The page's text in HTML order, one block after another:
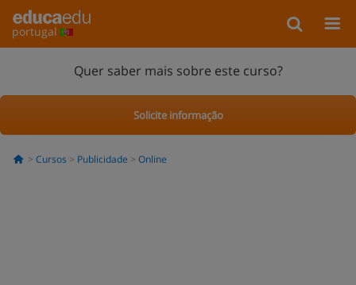
portugal
Quer saber mais sobre este curso?
Solicite informação
Cursos Publicidade Online